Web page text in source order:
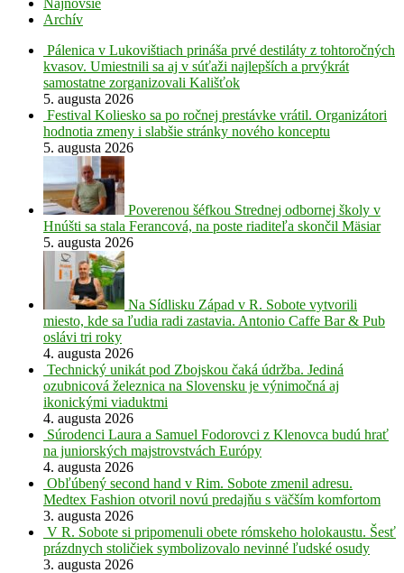
Najnovšie
Archív
Pálenica v Lukovištiach prináša prvé destiláty z tohtoročných
kvasov. Umiestnili sa aj v súťaži najlepších a prvýkrát
samostatne zorganizovali Kališťok
5. augusta 2026
Festival Koliesko sa po ročnej prestávke vrátil. Organizátori
hodnotia zmeny i slabšie stránky nového konceptu
5. augusta 2026
Poverenou šéfkou Strednej odbornej školy v
Hnúšti sa stala Ferancová, na poste riaditeľa skončil Mäsiar
5. augusta 2026
Na Sídlisku Západ v R. Sobote vytvorili
miesto, kde sa ľudia radi zastavia. Antonio Caffe Bar & Pub
oslávi tri roky
4. augusta 2026
Technický unikát pod Zbojskou čaká údržba. Jediná
ozubnicová železnica na Slovensku je výnimočná aj
ikonickými viaduktmi
4. augusta 2026
Súrodenci Laura a Samuel Fodorovci z Klenovca budú hrať
na juniorských majstrovstvách Európy
4. augusta 2026
Obľúbený second hand v Rim. Sobote zmenil adresu.
Medtex Fashion otvoril novú predajňu s väčším komfortom
3. augusta 2026
V R. Sobote si pripomenuli obete rómskeho holokaustu. Šesť
prázdnych stoličiek symbolizovalo nevinné ľudské osudy
3. augusta 2026